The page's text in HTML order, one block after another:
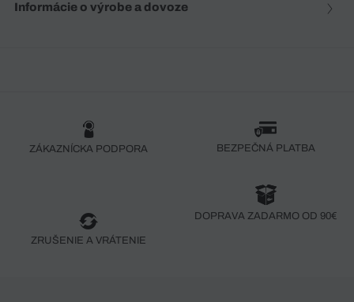
Informácie o výrobe a dovoze
ZÁKAZNÍCKA PODPORA BEZPEČNÁ PLATBA
ZRUŠENIE A VRÁTENIE
DOPRAVA ZADARMO OD 90€